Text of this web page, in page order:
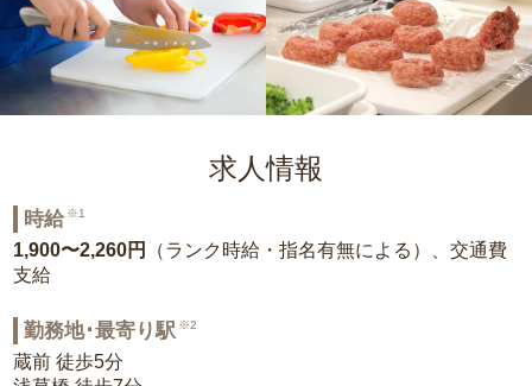
求人情報
時給 ※1
1,900〜2,260円
（ランク時給・指名有無による）、交通費
支給
勤務地･最寄り駅 ※2
蔵前 徒歩5分